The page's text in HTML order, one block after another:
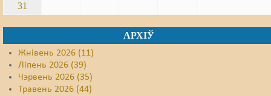
31
АРХІЎ
Жнівень 2026 (11)
Ліпень 2026 (39)
Чэрвень 2026 (35)
Травень 2026 (44)